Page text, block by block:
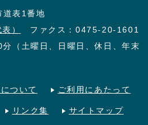
表1番地
）
ファクス：0475-20-1601
（土曜日、日曜日、休日、年末
ついて ご利用にあたって
リンク集 サイトマップ